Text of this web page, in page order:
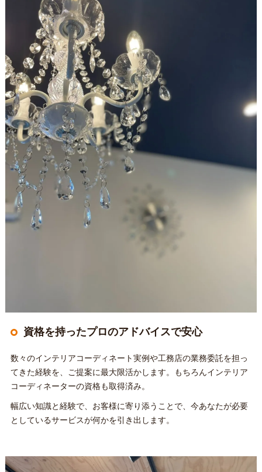
資格を持ったプロのアドバイスで安心
数々のインテリアコーディネート実例や工務店の業務委託を担っ
てきた経験を、ご提案に最大限活かします。もちろんインテリア
コーディネーターの資格も取得済み。
幅広い知識と経験で、お客様に寄り添うことで、今あなたが必要
としているサービスが何かを引き出します。